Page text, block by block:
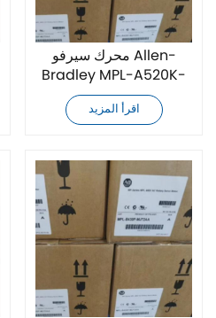
محرك سيرفو Allen-
Bradley MPL-A520K-
SJ72AA جديد تمامًا
اقرأ المزيد